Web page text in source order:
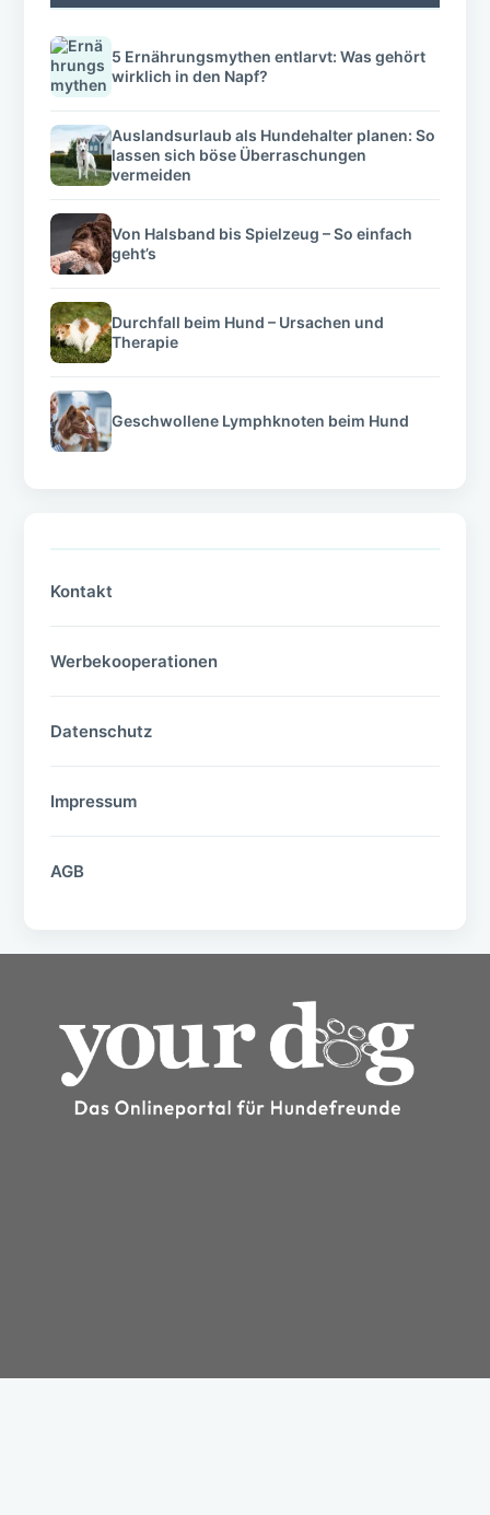
5 Ernährungsmythen entlarvt: Was gehört
wirklich in den Napf?
Auslandsurlaub als Hundehalter planen: So
lassen sich böse Überraschungen
vermeiden
Von Halsband bis Spielzeug – So einfach
geht’s
Durchfall beim Hund – Ursachen und
Therapie
Geschwollene Lymphknoten beim Hund
Kontakt
Werbekooperationen
Datenschutz
Impressum
AGB